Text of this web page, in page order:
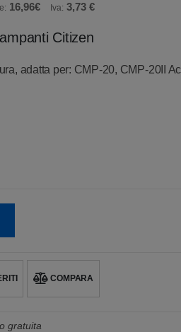
16,96€ Iva: 3,73 €
Citizen
adatta per: CMP-20, CMP-20II
COMPARA
gratuita